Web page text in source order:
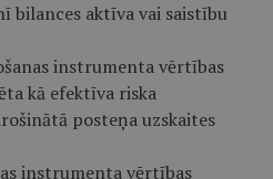
bilances aktīva vai saistību
instrumenta vērtības
kā efektīva riska
posteņa uzskaites
instrumenta vērtības